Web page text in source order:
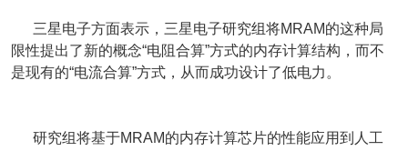
三星电子方面表示，三星电子研究组将MRAM的这种局
限性提出了新的概念“电阻合算”方式的内存计算结构，而不
是现有的“电流合算”方式，从而成功设计了低电力。
研究组将基于MRAM的内存计算芯片的性能应用到人工